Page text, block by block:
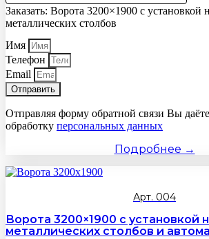
Заказать: Ворота 3200×1900 с установкой
металлических столбов
Имя
Телефон
Email
Отправить
Отправляя форму обратной связи Вы
обработку персональных данных
Подробнее →
Арт. 004
Ворота 3200×1900 с установкой
металлических столбов и